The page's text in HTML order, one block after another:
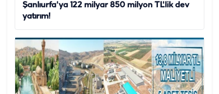
Şanlıurfa'ya 122 milyar 850 milyon TL'lik dev
yatırım!